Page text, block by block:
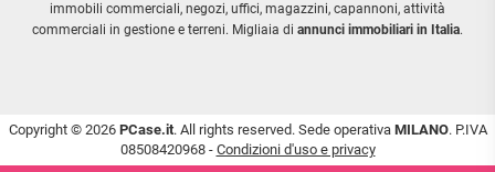
immobili commerciali, negozi, uffici, magazzini, capannoni, attività
commerciali in gestione e terreni. Migliaia di annunci immobiliari in Italia.
Copyright © 2026 PCase.it. All rights reserved. Sede operativa MILANO. P.IVA
08508420968 - Condizioni d'uso e privacy